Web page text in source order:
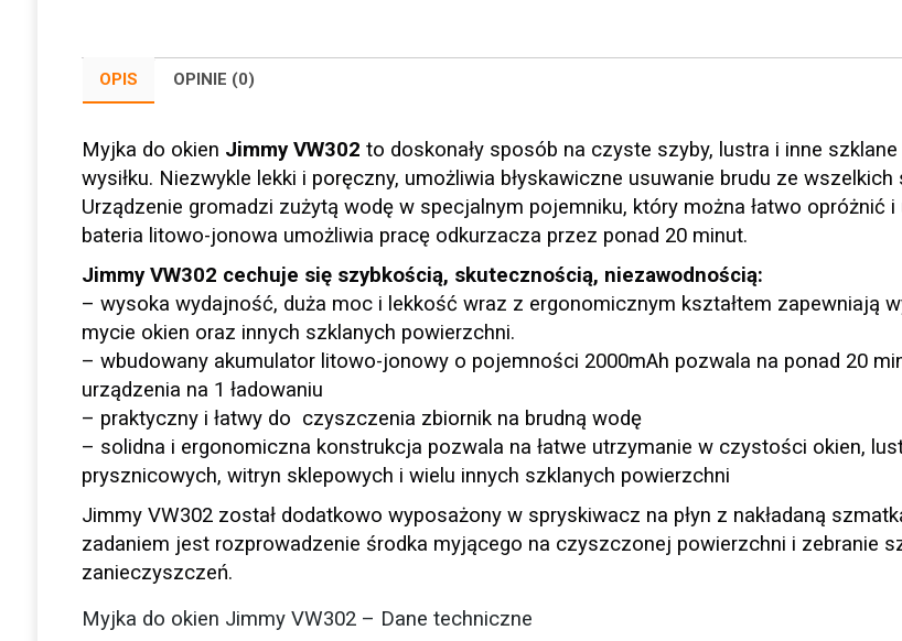
OPIS OPINIE (0)
Myjka do okien Jimmy VW302 to doskonały sposób na czyste szyby, lustra i inne
wysiłku. Niezwykle lekki i poręczny, umożliwia błyskawiczne usuwanie brudu ze
Urządzenie gromadzi zużytą wodę w specjalnym pojemniku, który można łatwo opróżnić i
bateria litowo-jonowa umożliwia pracę odkurzacza przez ponad 20 minut.
Jimmy VW302 cechuje się szybkością, skutecznością, niezawodnością:
– wysoka wydajność, duża moc i lekkość wraz z ergonomicznym kształtem zapewniają
mycie okien oraz innych szklanych powierzchni.
– wbudowany akumulator litowo-jonowy o pojemności 2000mAh pozwala na ponad 20
urządzenia na 1 ładowaniu
– praktyczny i łatwy do czyszczenia zbiornik na brudną wodę
– solidna i ergonomiczna konstrukcja pozwala na łatwe utrzymanie w czystości okien,
prysznicowych, witryn sklepowych i wielu innych szklanych powierzchni
Jimmy VW302 został dodatkowo wyposażony w spryskiwacz na płyn z nakładaną
zadaniem jest rozprowadzenie środka myjącego na czyszczonej powierzchni i zebranie
zanieczyszczeń.
Myjka do okien Jimmy VW302 – Dane techniczne